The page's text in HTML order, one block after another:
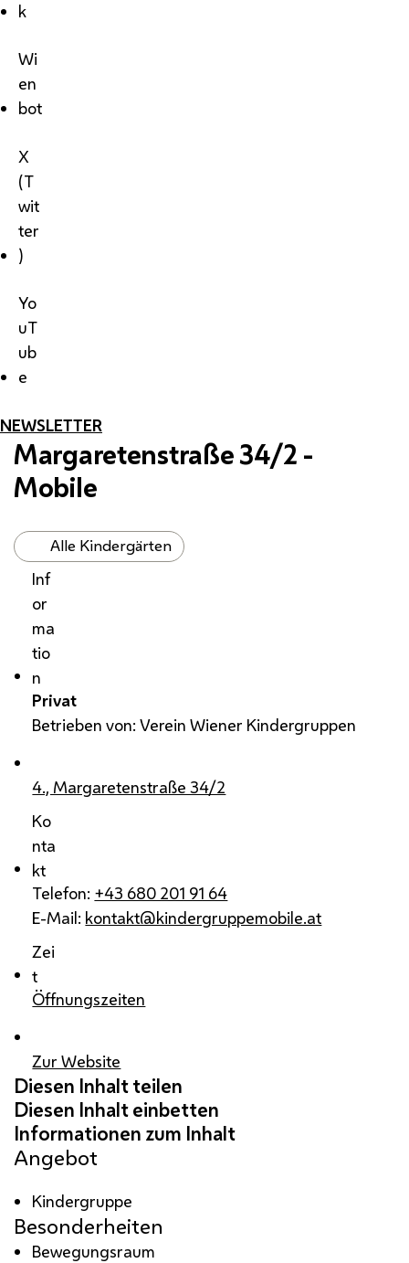
k
Wi
en
bot
X
(T
wit
ter
)
Yo
uT
ub
e
NEWSLETTER
Margaretenstraße 34/2 -
Mobile
Alle Kindergärten
Inf
or
ma
tio
n
Privat
Betrieben von: Verein Wiener Kindergruppen
4., Margaretenstraße 34/2
Ko
nta
kt
Telefon: +43 680 201 91 64
E-Mail: kontakt@kindergruppemobile.at
Zei
t
Öffnungszeiten
Zur Website
Angebot
Kindergruppe
Besonderheiten
Bewegungsraum